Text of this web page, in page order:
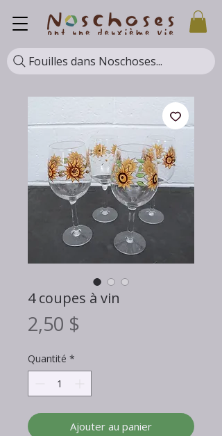
Fouilles dans Noschoses...
4 coupes à vin
2,50 $
Quantité *
Ajouter au panier